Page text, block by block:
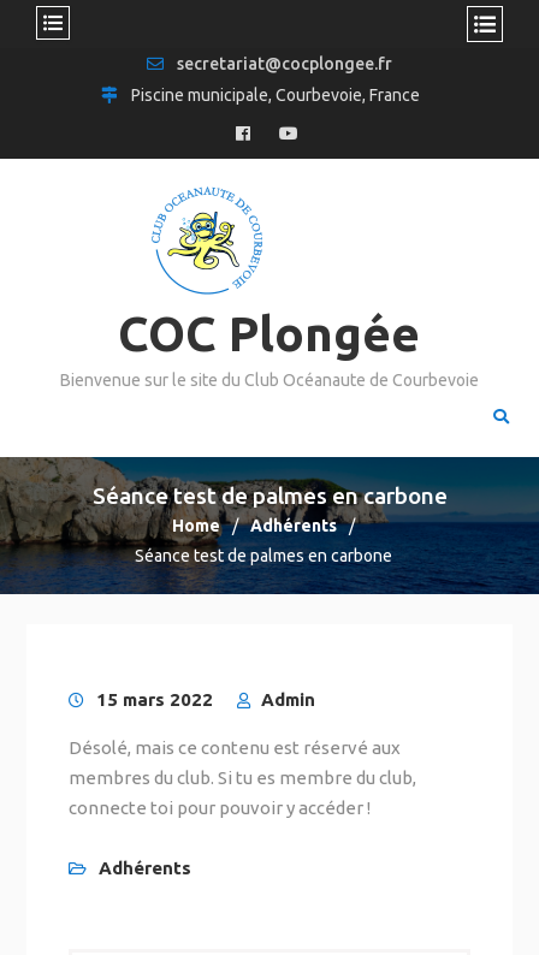
secretariat@cocplongee.fr
Piscine municipale, Courbevoie, France
COC Plongée
Bienvenue sur le site du Club Océanaute de Courbevoie
Séance test de palmes en carbone
Home
Adhérents
Séance test de palmes en carbone
15 mars 2022 Admin
Désolé, mais ce contenu est réservé aux
membres du club. Si tu es membre du club,
connecte toi pour pouvoir y accéder !
Adhérents